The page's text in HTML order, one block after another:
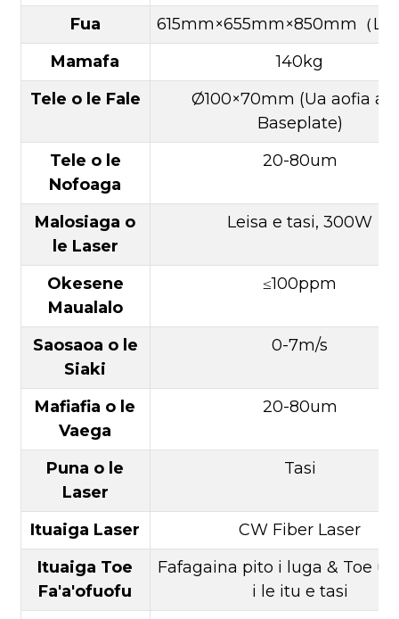
Fua
615mm×655mm×850mm（
Mamafa
140kg
Tele o le Fale
Ø100×70mm (Ua aofia ai
Baseplate)
Tele o le
Nofoaga
20-80um
Malosiaga o
le Laser
Leisa e tasi, 300W
Okesene
Maualalo
≤100ppm
Saosaoa o le
Siaki
0-7m/s
Mafiafia o le
Vaega
20-80um
Puna o le
Laser
Tasi
Ituaiga Laser
CW Fiber Laser
Ituaiga Toe
Fa'a'ofuofu
Fafagaina pito i luga & Toe
i le itu e tasi